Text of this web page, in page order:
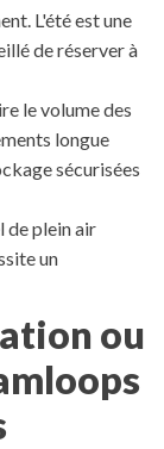
L'été est une
de réserver à
le volume des
longue
sécurisées
de plein air
un
ou